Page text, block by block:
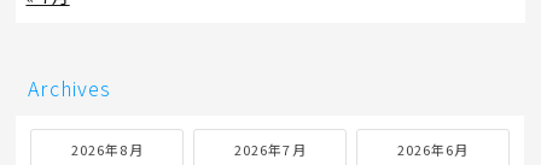
Archives
2026年8月 2026年7月 2026年6月